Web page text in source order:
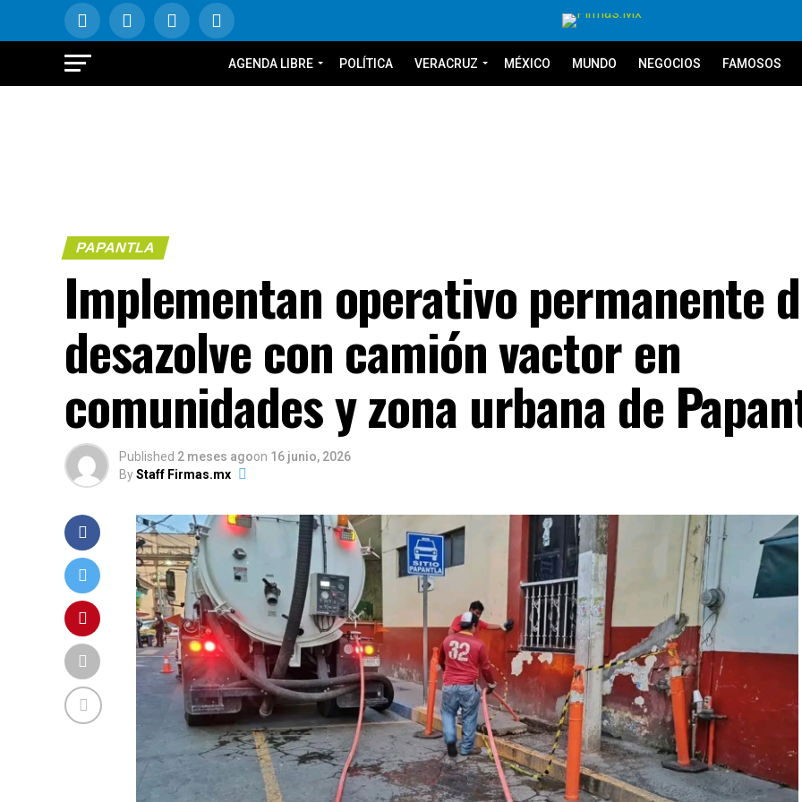
AGENDA LIBRE POLÍTICA VERACRUZ MÉXICO MUNDO NEGOCIOS FAMOSOS
PAPANTLA
Implementan operativo permanente
desazolve con camión vactor en
comunidades y zona urbana de
Published 2 meses agoon 16 junio, 2026
ByStaff Firmas.mx